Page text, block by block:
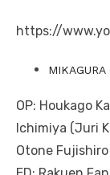
https://
OP: Houkago
Ichimiya (Juri
Otone